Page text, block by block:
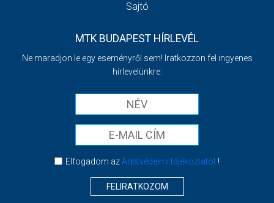
Sajtó
MTK BUDAPEST HÍRLEVÉL
Ne maradjon le egy eseményről sem! Iratkozzon fel ingyenes
hírlevelünkre:
Elfogadom azAdatvédelmi tájékoztatót!
FELIRATKOZOM